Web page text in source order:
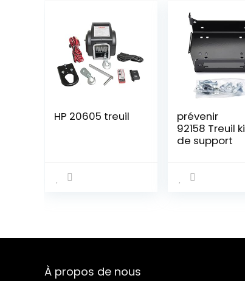
HP 20605 treuil
prévenir
92158 Treuil
de support
À propos de nous